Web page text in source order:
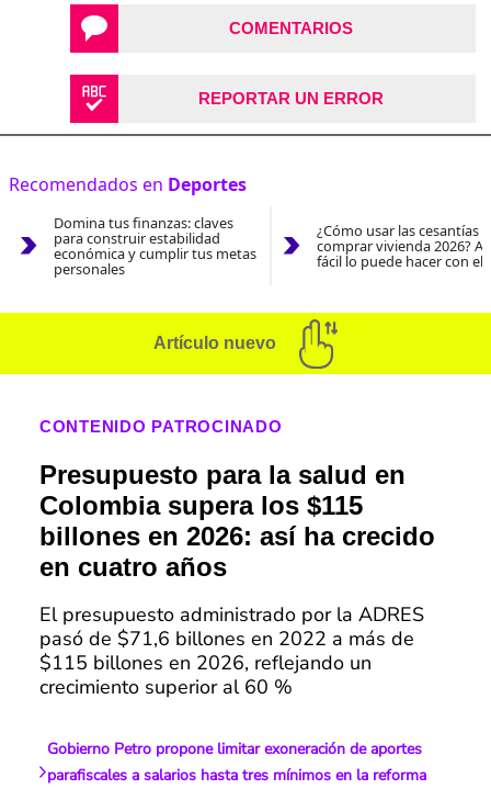
COMENTARIOS
REPORTAR UN ERROR
Recomendados en Deportes
Domina tus finanzas: claves
para construir estabilidad
económica y cumplir tus metas
personales
¿Cómo usar las cesantías
comprar vivienda 2026?
fácil lo puede hacer con el
Artículo nuevo
CONTENIDO PATROCINADO
Presupuesto para la salud en
Colombia supera los $115
billones en 2026: así ha crecido
en cuatro años
El presupuesto administrado por la ADRES
pasó de $71,6 billones en 2022 a más de
$115 billones en 2026, reflejando un
crecimiento superior al 60 %
Gobierno Petro propone limitar exoneración de aportes
parafiscales a salarios hasta tres mínimos en la reforma